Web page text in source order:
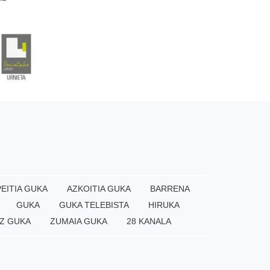
GUKA AZKOITIA GUKA
BARRENA
GUKA
GUKA TELEBISTA
HIRUKA
GUKA
ZUMAIA GUKA 28 KANALA